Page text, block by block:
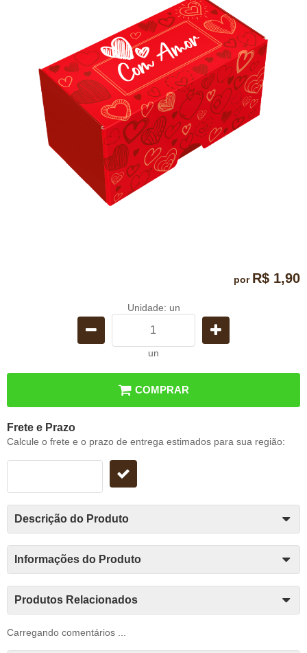
por R$ 1,90
Unidade: un
un
COMPRAR
Frete e Prazo
Calcule o frete e o prazo de entrega estimados para sua região:
Descrição do Produto
Informações do Produto
Produtos Relacionados
Carregando comentários ...